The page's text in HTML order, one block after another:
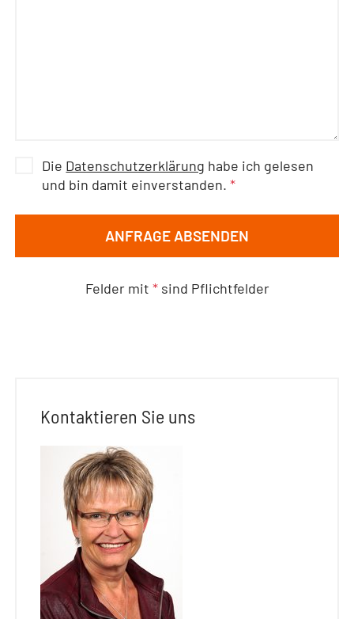
Die Datenschutzerklärung habe ich gelesen
und bin damit einverstanden.*
ANFRAGE ABSENDEN
Felder mit *sind Pflichtfelder
Kontaktieren Sie uns